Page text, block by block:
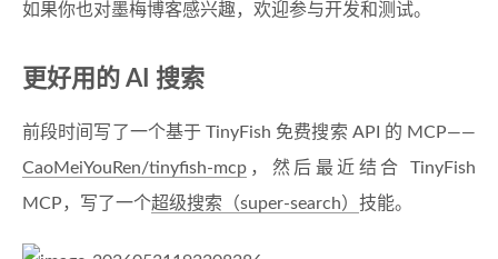
如果你也对墨梅博客感兴趣，欢迎参与开发和测试。
更好用的 AI 搜索
前段时间写了一个基于 TinyFish 免费搜索 API 的 MCP——
CaoMeiYouRen/tinyfish-mcp ，然后最近结合 TinyFish
MCP，写了一个超级搜索（super-search） 技能。